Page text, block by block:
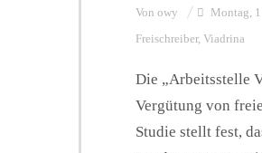
Von owy Montag,
Freischreiber, Viadrina
Die „Arbeitsstelle
Vergütung von
Studie stellt fest,